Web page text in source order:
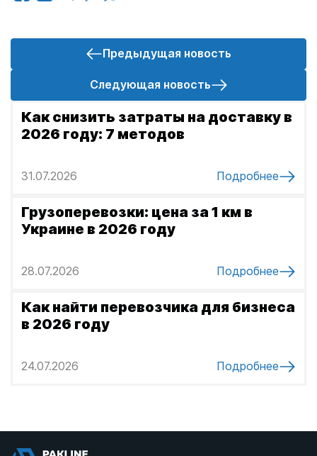
Предыдущая новость
Следующая новость
ДКак снизить затраты на доставку в
2026 году: 7 методов
31.07.2026 Подробнее
Грузоперевозки: цена за 1 км в
Украине в 2026 году
28.07.2026 Подробнее
Как найти перевозчика для бизнеса
в 2026 году
24.07.2026 Подробнее